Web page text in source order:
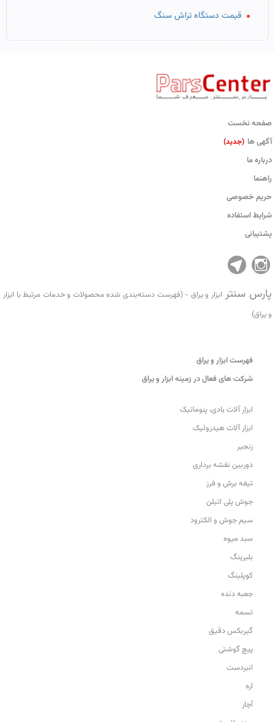
قیمت دستگاه تراش سنگ
صفحه نخست
آگهی ها (جدید)
درباره ما
راهنما
حریم خصوصی
شرایط استفاده
پشتیبانی
پارس سنتر ابزار و یراق - (فهرست دسته‌بندی شده محصولات و خدمات مرتبط با ابزار
و یراق)
فهرست ابزار و یراق
شرکت های فعال در زمینه ابزار و یراق
ابزار آلات بادی، پنوماتیک
ابزار آلات هیدرولیک
زنجیر
دوربین نقشه برداری
تیغه برش و فرز
جوش پلی اتیلن
سیم جوش و الکترود
سبد میوه
بلبرینگ
کوپلینگ
جعبه دنده
تسمه
گیربکس دقیق
پیچ گوشتی
انبردست
اره
آچار